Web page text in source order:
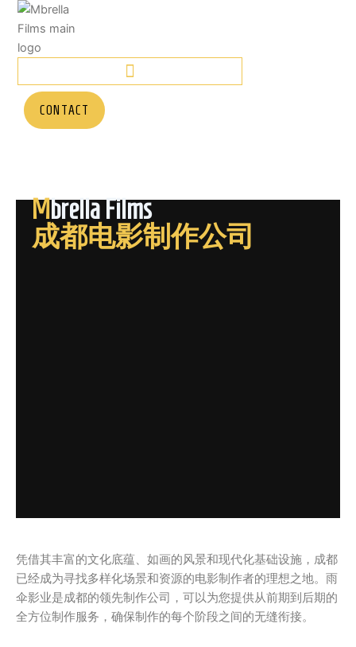
CONTACT
Mbrella Films
成都电影制作公司
凭借其丰富的文化底蕴、如画的风景和现代化基础设施，成都
已经成为寻找多样化场景和资源的电影制作者的理想之地。雨
伞影业是成都的领先制作公司，可以为您提供从前期到后期的
全方位制作服务，确保制作的每个阶段之间的无缝衔接。